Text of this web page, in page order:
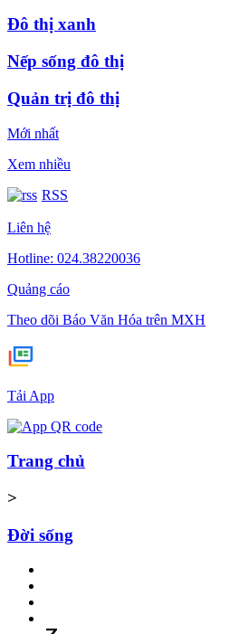
Đô thị xanh
Nếp sống đô thị
Quản trị đô thị
Mới nhất
Xem nhiều
RSS
Liên hệ
Hotline: 024.38220036
Quảng cáo
Theo dõi Báo Văn Hóa trên MXH
Tải App
Trang chủ
>
Đời sống